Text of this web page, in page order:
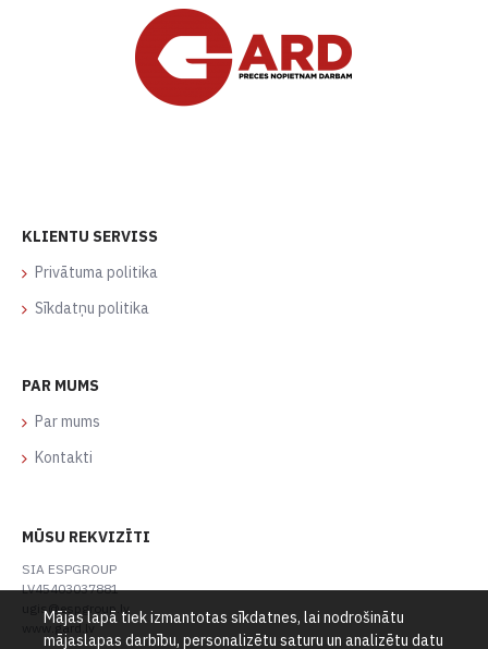
KLIENTU SERVISS
Privātuma politika
Sīkdatņu politika
PAR MUMS
Par mums
Kontakti
MŪSU REKVIZĪTI
SIA ESPGROUP
LV45403037881
ugis@espgroup.lv
www.gard.lv
Mājas lapā tiek izmantotas sīkdatnes, lai nodrošinātu
mājaslapas darbību, personalizētu saturu un analizētu datu